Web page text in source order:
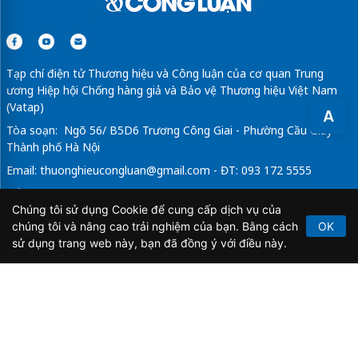
A
Tạp chí điện tử Thương hiệu và Công luận của cơ quan Trung
ương Hiệp hội Chống hàng giả và Bảo vệ Thương hiệu Việt Nam
(Vatap)
Tòa soạn: Ngõ 56/ B5D6 Trương Công Giai - Phường Cầu Giấy -
Thành phố Hà Nội
Email: thuonghieucongluan@gmail.com - ĐT: 093 172 5555
Tổng Biên Tập: Vũ Đức Thuận
Giấy phép hoạt động báo chí điện tử số 64/GP-BTTTT do Bộ
Thông tin và Truyền thông cấp ngày 21/2/2020.
Chúng tôi sử dụng Cookie để cung cấp dịch vụ của
chúng tôi và nâng cao trải nghiệm của bạn. Bằng cách
sử dụng trang web này, bạn đã đồng ý với điều này.
OK